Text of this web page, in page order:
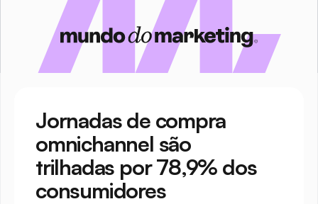
Jornadas de compra
omnichannel são
trilhadas por 78,9% dos
consumidores